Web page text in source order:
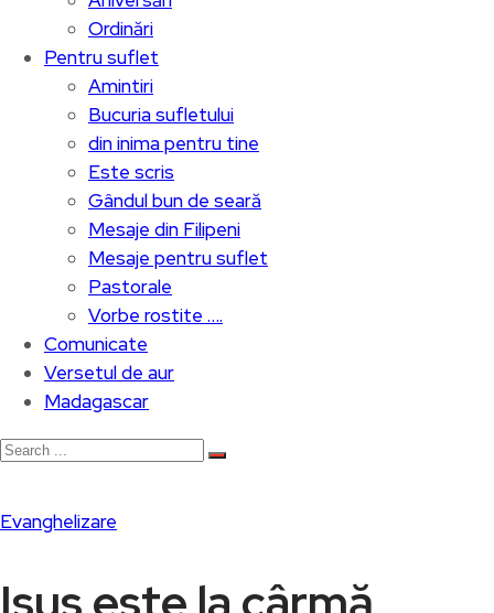
Ordinări
Pentru suflet
Amintiri
Bucuria sufletului
din inima pentru tine
Este scris
Gândul bun de seară
Mesaje din Filipeni
Mesaje pentru suflet
Pastorale
Vorbe rostite ….
Comunicate
Versetul de aur
Madagascar
Evanghelizare